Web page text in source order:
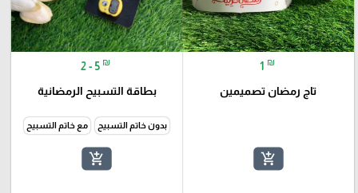
1 ₪
تاج رمضان تصميمين
add_shopping_cart
2 - 5 ₪
بطاقة التسبيح الرمضانية
بدون خاتم التسبيح مع خاتم التسبيح
add_shopping_cart